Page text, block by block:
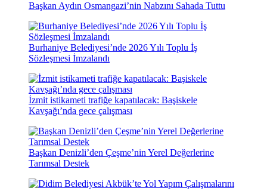
Başkan Aydın Osmangazi’nin Nabzını Sahada Tuttu
Burhaniye Belediyesi’nde 2026 Yılı Toplu İş
Sözleşmesi İmzalandı
İzmit istikameti trafiğe kapatılacak: Başiskele
Kavşağı’nda gece çalışması
Başkan Denizli’den Çeşme’nin Yerel Değerlerine
Tarımsal Destek